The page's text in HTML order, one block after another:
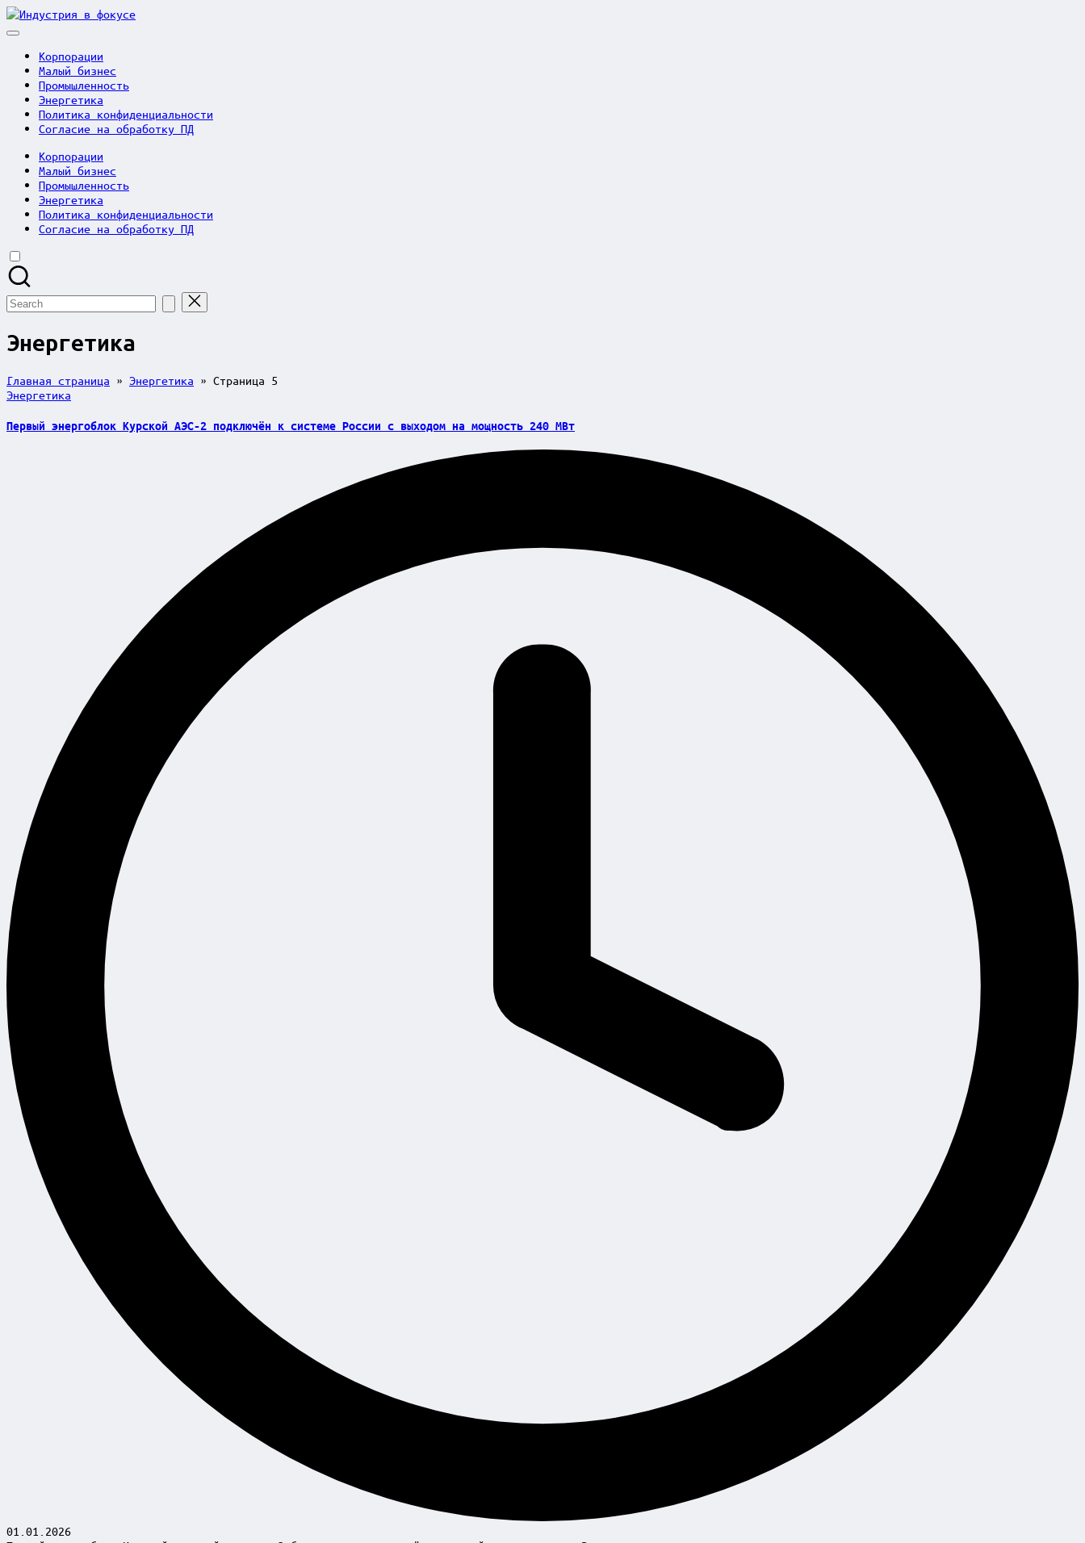
Skip
to
Индустрия
Корпорации
Малый бизнес
Промышленность
Энергетика
Политика конфиденциальности
Согласие на обработку ПД
Корпорации
Малый бизнес
Промышленность
Энергетика
Политика конфиденциальности
Согласие на обработку ПД
Search
for:
Энергетика
Главная страница » Энергетика » Страница 5
Posted
Энергетика
Первый энергоблок Курской АЭС-2 подключён к системе России с выходом на мощность 240 МВт
01.01.2026